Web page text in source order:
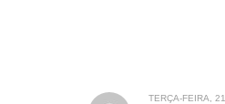
TERÇA-FEIRA, 21